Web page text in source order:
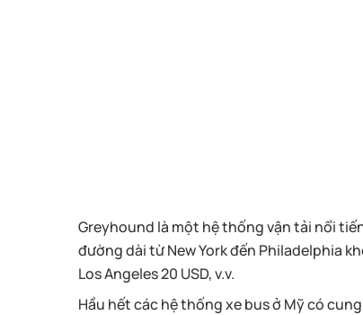
Greyhound là một hệ thống vận tải nổi
đường dài từ New York đến Philadelphia
Los Angeles 20 USD, v.v.
Hầu hết các hệ thống xe bus ở Mỹ có